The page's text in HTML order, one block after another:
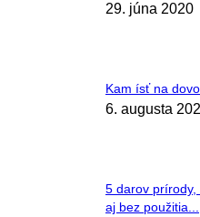
29. júna 2020
Kam ísť na
6. augusta
5 darov
aj bez použitia...